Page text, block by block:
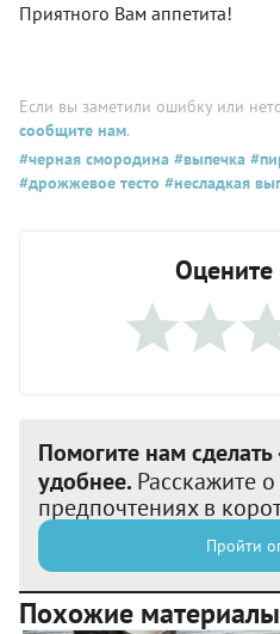
Приятного Вам аппетита!
Если вы заметили ошибку или
сообщите нам.
#черная смородина #выпечка
#дрожжевое тесто #несладкая
Оцените
Помогите нам
удобнее. Расскажите
предпочтениях в
Пройти
Похожие материалы